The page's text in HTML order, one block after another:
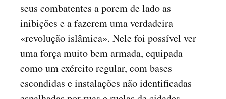
seus combatentes a porem de lado as
inibições e a fazerem uma verdadeira
«revolução islâmica». Nele foi possível ver
uma força muito bem armada, equipada
como um exército regular, com bases
escondidas e instalações não identificadas